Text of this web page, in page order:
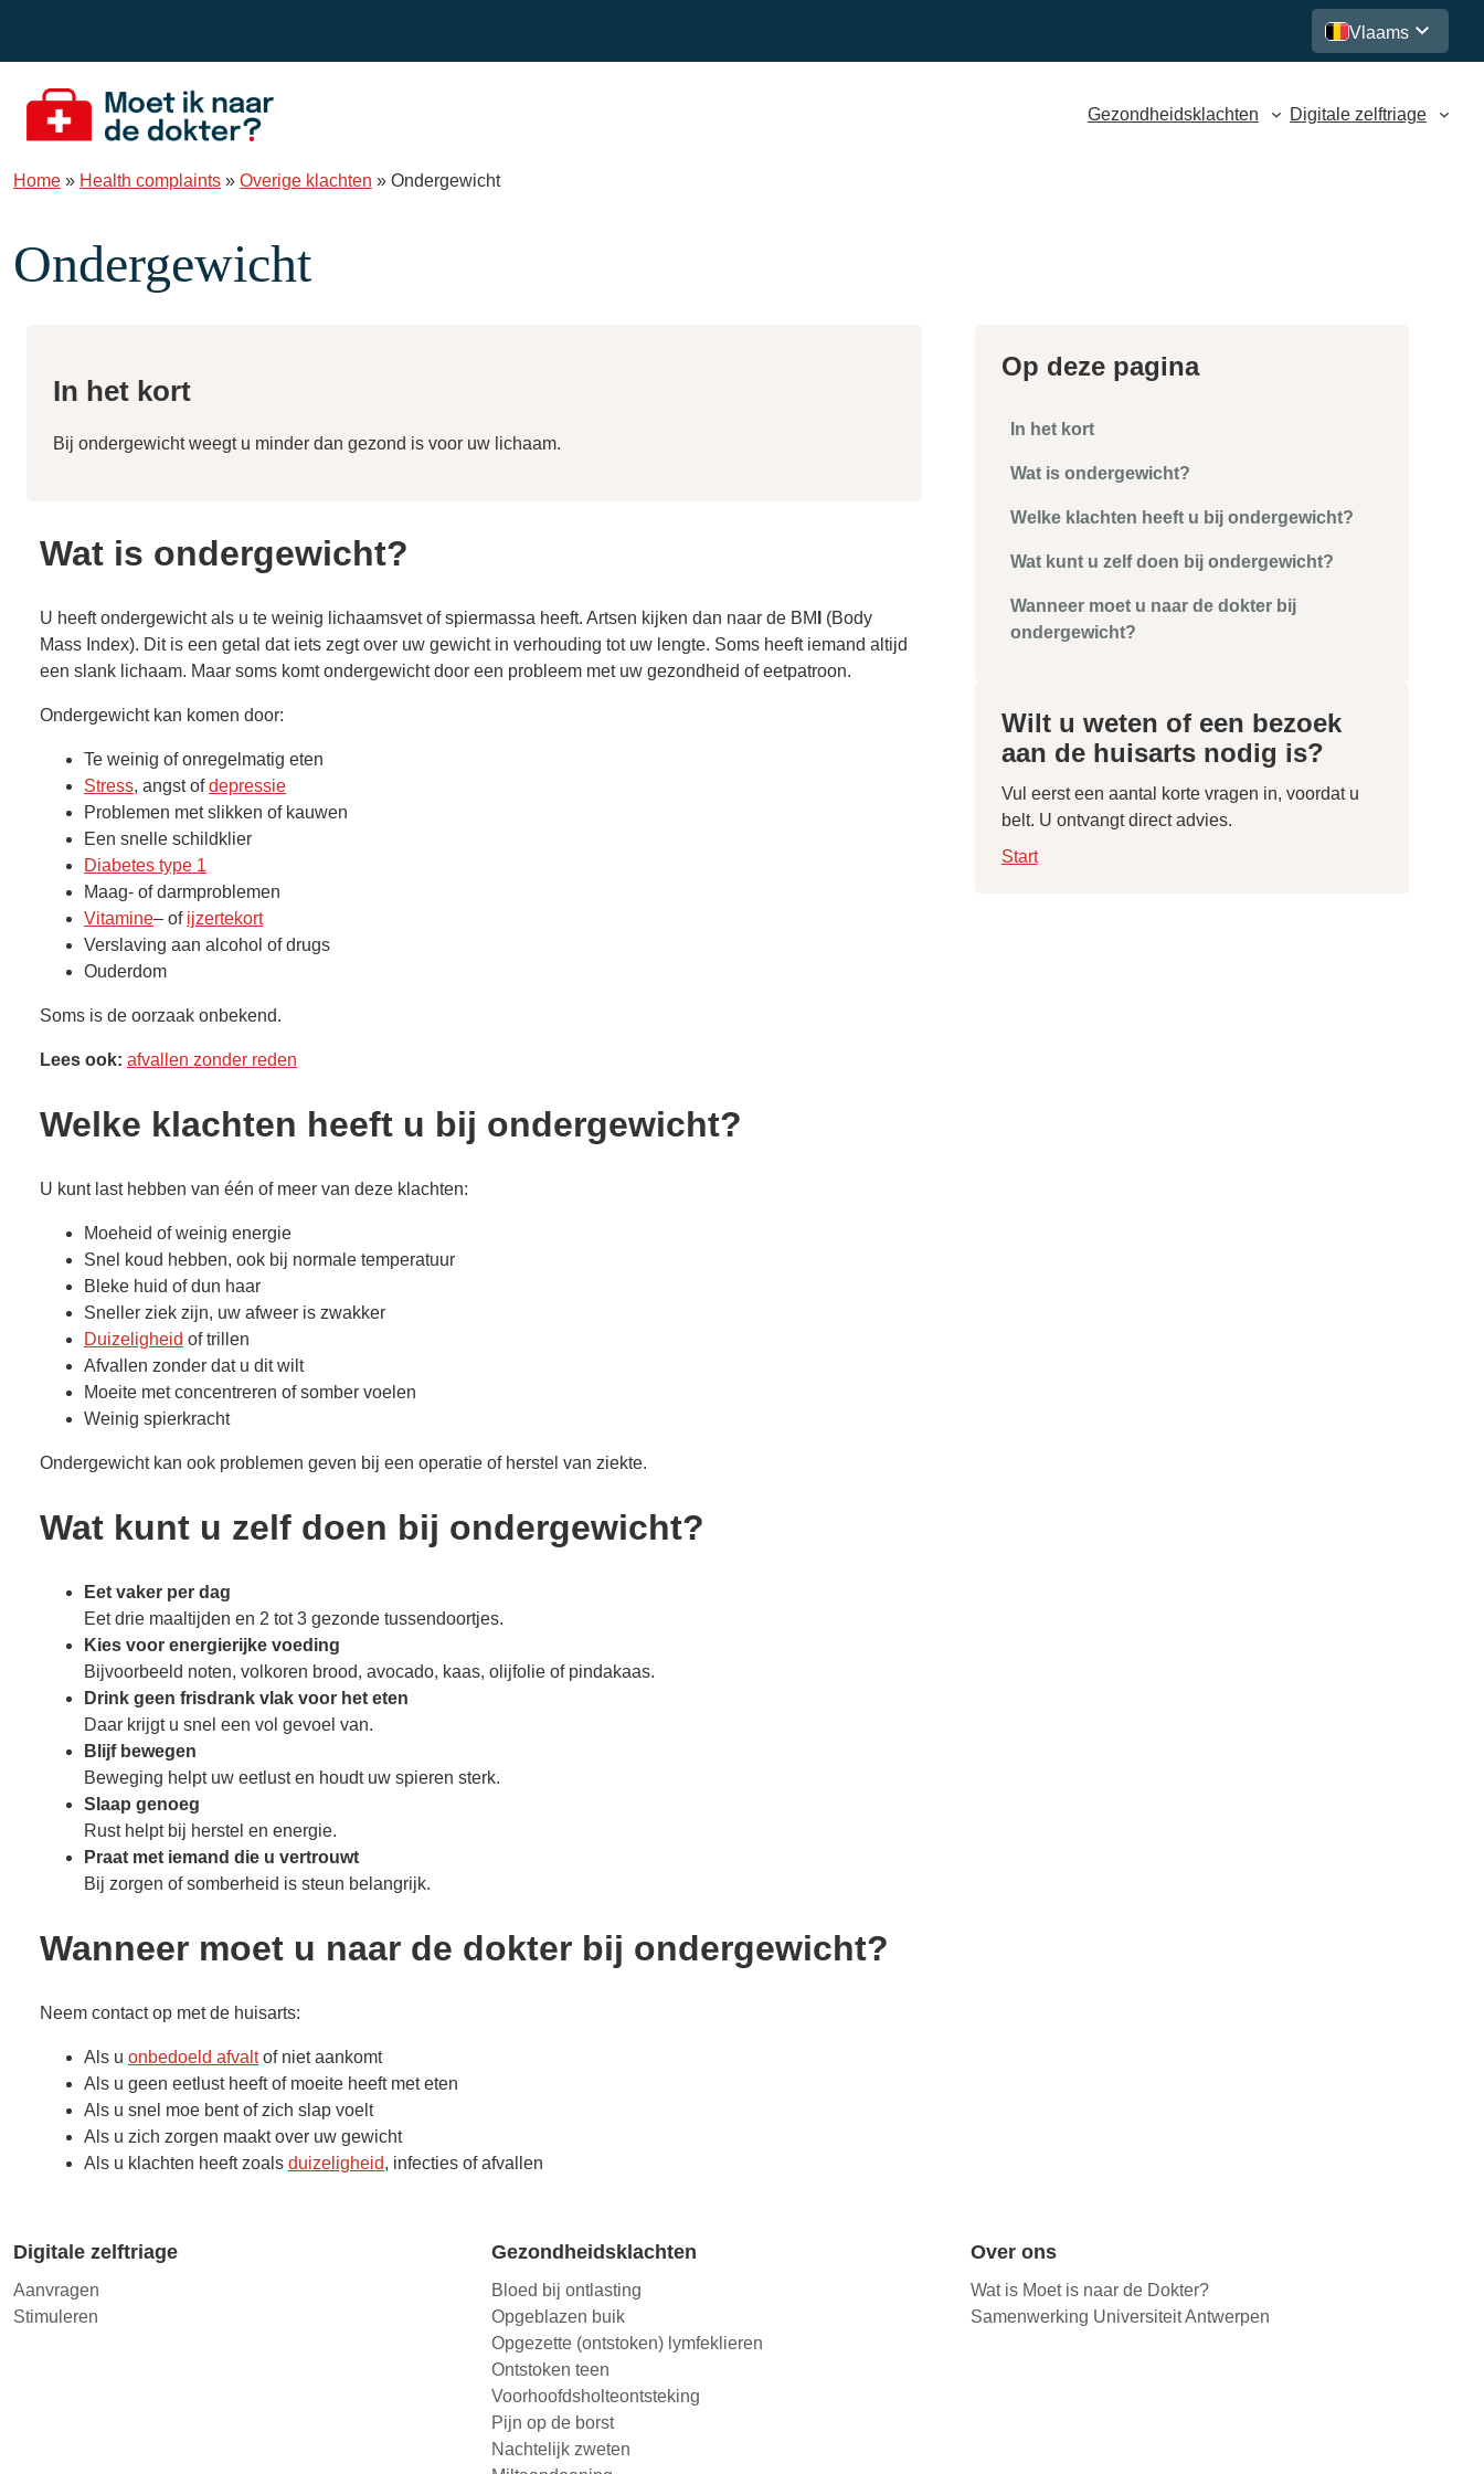
Vlaams
Gezondheidsklachten Digitale zelftriage
Home » Health complaints » Overige klachten » Ondergewicht
Ondergewicht
In het kort
Bij ondergewicht weegt u minder dan gezond is voor uw lichaam.
Wat is ondergewicht?
U heeft ondergewicht als u te weinig lichaamsvet of spiermassa heeft. Artsen kijken dan naar de BM
(Body
Mass Index). Dit is een getal dat iets zegt over uw gewicht in verhouding tot uw lengte. Soms heeft iemand altijd
een slank lichaam. Maar soms komt ondergewicht door een probleem met uw gezondheid of eetpatroon.
Ondergewicht kan komen door:
Te weinig of onregelmatig eten
Stress, angst ofdepressie
Problemen met slikken of kauwen
Een snelle schildklier
Diabetes type 1
Maag- of darmproblemen
Vitamine– of ijzertekort
Verslaving aan alcohol of drugs
Ouderdom
Soms is de oorzaak onbekend.
Lees ook: afvallen zonder reden
Welke klachten heeft u bij ondergewicht?
U kunt last hebben van één of meer van deze klachten:
Moeheid of weinig energie
Snel koud hebben, ook bij normale temperatuur
Bleke huid of dun haar
Sneller ziek zijn, uw afweer is zwakker
Duizeligheid of trillen
Afvallen zonder dat u dit wilt
Moeite met concentreren of somber voelen
Weinig spierkracht
Ondergewicht kan ook problemen geven bij een operatie of herstel van ziekte.
Wat kunt u zelf doen bij ondergewicht?
Eet vaker per dag
Eet drie maaltijden en 2 tot 3 gezonde tussendoortjes.
Kies voor energierijke voeding
Bijvoorbeeld noten, volkoren brood, avocado, kaas, olijfolie of pindakaas.
Drink geen frisdrank vlak voor het eten
Daar krijgt u snel een vol gevoel van.
Blijf bewegen
Beweging helpt uw eetlust en houdt uw spieren sterk.
Slaap genoeg
Rust helpt bij herstel en energie.
Praat met iemand die u vertrouwt
Bij zorgen of somberheid is steun belangrijk.
Wanneer moet u naar de dokter bij ondergewicht?
Neem contact op met de huisarts:
Als u onbedoeld afvaltof niet aankomt
Als u geen eetlust heeft of moeite heeft met eten
Als u snel moe bent of zich slap voelt
Als u zich zorgen maakt over uw gewicht
Als u klachten heeft zoals duizeligheid, infecties of afvallen
Op deze pagina
In het kort
Wat is ondergewicht?
Welke klachten heeft u bij ondergewicht?
Wat kunt u zelf doen bij ondergewicht?
Wanneer moet u naar de dokter bij
ondergewicht?
Wilt u weten of een bezoek
aan de huisarts nodig is?
Vul eerst een aantal korte vragen in, voordat u
belt. U ontvangt direct advies.
Start
Digitale zelftriage
Aanvragen
Stimuleren
Gezondheidsklachten
Bloed bij ontlasting
Opgeblazen buik
Opgezette (ontstoken) lymfeklieren
Ontstoken teen
Voorhoofdsholteontsteking
Pijn op de borst
Nachtelijk zweten
Over ons
Wat is Moet is naar de Dokter?
Samenwerking Universiteit Antwerpen